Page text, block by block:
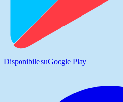
Disponibile suGoogle Play